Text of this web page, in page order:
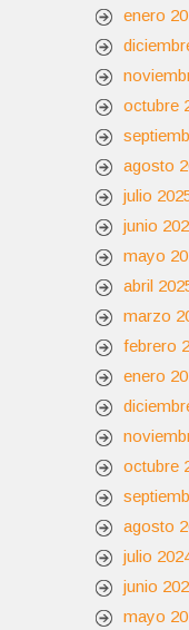
enero
octubre
agosto
julio
junio
mayo
abril
marzo
febrero
enero
octubre
agosto
julio
junio
mayo